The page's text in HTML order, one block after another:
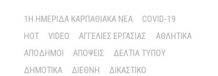
1Η ΗΜΕΡΊΔΑ ΚΑΡΠΑΘΙΑΚΆ ΝΈΑ
COVID-19
HOT
VIDEO ΑΓΓΕΛΊΕΣ ΕΡΓΑΣΊΑΣ
ΑΘΛΗΤΙΚΆ
ΑΠΌΔΗΜΟΙ
ΑΠΌΨΕΙΣ
ΔΕΛΤΊΑ ΤΎΠΟΥ
ΔΗΜΟΤΙΚΆ
ΔΙΕΘΝΉ
ΔΙΚΑΣΤΙΚΌ